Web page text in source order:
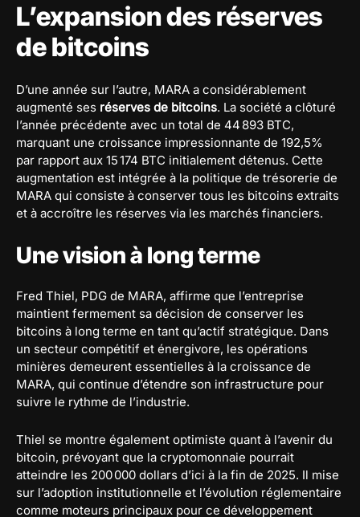
L’expansion des réserves
de bitcoins
D’une année sur l’autre, MARA a considérablement
augmenté ses réserves de bitcoins. La société a clôturé
l’année précédente avec un total de 44 893 BTC,
marquant une croissance impressionnante de 192,5%
par rapport aux 15 174 BTC initialement détenus. Cette
augmentation est intégrée à la politique de trésorerie de
MARA qui consiste à conserver tous les bitcoins extraits
et à accroître les réserves via les marchés financiers.
Une vision à long terme
Fred Thiel, PDG de MARA, affirme que l’entreprise
maintient fermement sa décision de conserver les
bitcoins à long terme en tant qu’actif stratégique. Dans
un secteur compétitif et énergivore, les opérations
minières demeurent essentielles à la croissance de
MARA, qui continue d’étendre son infrastructure pour
suivre le rythme de l’industrie.
Thiel se montre également optimiste quant à l’avenir du
bitcoin, prévoyant que la cryptomonnaie pourrait
atteindre les 200 000 dollars d’ici à la fin de 2025. Il mise
sur l’adoption institutionnelle et l’évolution réglementaire
comme moteurs principaux pour ce développement